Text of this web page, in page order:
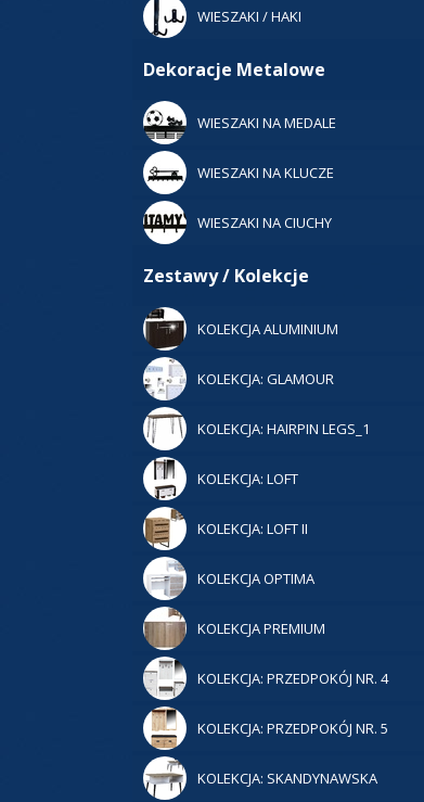
WIESZAKI / HAKI
Dekoracje Metalowe
WIESZAKI NA MEDALE
WIESZAKI NA KLUCZE
WIESZAKI NA CIUCHY
Zestawy / Kolekcje
KOLEKCJA ALUMINIUM
KOLEKCJA: GLAMOUR
KOLEKCJA: HAIRPIN LEGS_1
KOLEKCJA: LOFT
KOLEKCJA: LOFT II
KOLEKCJA OPTIMA
KOLEKCJA PREMIUM
KOLEKCJA: PRZEDPOKÓJ NR. 4
KOLEKCJA: PRZEDPOKÓJ NR. 5
KOLEKCJA: SKANDYNAWSKA